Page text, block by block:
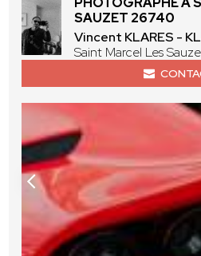
SAUZET 26740
Vincent KLARES -
Saint Marcel Les